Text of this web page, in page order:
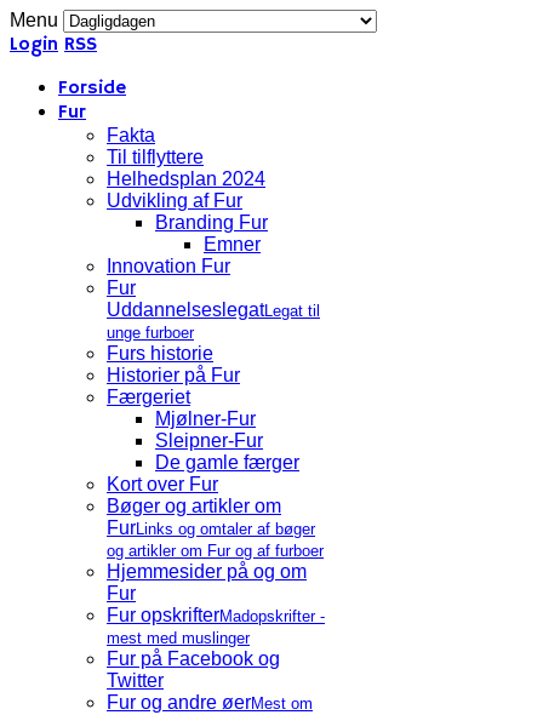
Menu
Login RSS
Forside
Fur
Fakta
Til tilflyttere
Helhedsplan 2024
Udvikling af Fur
Branding Fur
Emner
Innovation Fur
Fur
UddannelseslegatLegat til
unge furboer
Furs historie
Historier på Fur
Færgeriet
Mjølner-Fur
Sleipner-Fur
De gamle færger
Kort over Fur
Bøger og artikler om
FurLinks og omtaler af bøger
og artikler om Fur og af furboer
Hjemmesider på og om
Fur
Fur opskrifterMadopskrifter -
mest med muslinger
Fur på Facebook og
Twitter
Fur og andre øerMest om